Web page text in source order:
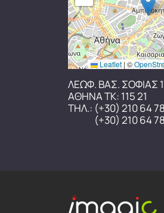
Leaflet | ©
ΛΕΩΦ. ΒΑΣ. ΣΟΦΙΑΣ
ΑΘΗΝΑ ΤΚ: 115 21
ΤΗΛ.: (+30) 210 64
(+30) 210 64